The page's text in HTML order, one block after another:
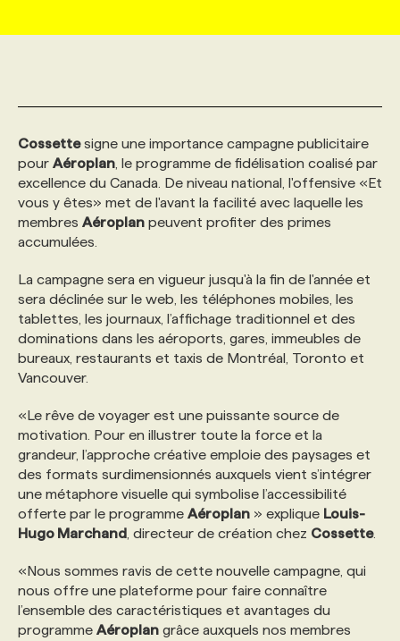
AFFAIRES DE L'INDUSTRIE
INITIATIVES NUMÉRIQUES
PRIX ET DISTINCTIONS
WEB & MÉDIAS SOCIAUX
MARKETING DURABLE
GEO/SEO
ÉVÉNEMENTIEL
NOS AUTEUR‧RICES
INFOLETTRE PUBLICITÉ
ANNONCEZ AVEC NOUS
CONSULTER LA CVTHÈQUE
PROFIL ENTREPRISE
FAQ
ANNONCEZ AVEC NOUS
VOIR LES OFFRES
PROFIL CANDIDAT
FAQ
ANNONCEZ AVEC NOUS
NOS FORMATIONS EN LIGNE
NOS PARCOURS DE FORMATIONS
FORMATIONS PERSONNALISÉES
NOS FORMATEUR‧RICES
POURQUOI CHOISIR NOS FORMATIONS
NOS TARIFS
PROGRAMMES DE SUBVENTIONS
FAQ
CHASSE DE TÊTE
SERVICE DE CHASSE DE TÊTE
NOS TARIFS
NOS EXPERTISES
FAQ
ANNONCEZ AVEC NOUS
Cossettesigne une importance campagne publicitaire
pour Aéroplan , le programme de fidélisation coalisé par
excellence du Canada. De niveau national, l'offensive «Et
vous y êtes» met de l'avant la facilité avec laquelle les
membres Aéroplan peuvent profiter des primes
accumulées.
La campagne sera en vigueur jusqu'à la fin de l'année et
sera déclinée sur le web, les téléphones mobiles, les
tablettes, les journaux, l’affichage traditionnel et des
dominations dans les aéroports, gares, immeubles de
bureaux, restaurants et taxis de Montréal, Toronto et
Vancouver.
«Le rêve de voyager est une puissante source de
motivation. Pour en illustrer toute la force et la
grandeur, l’approche créative emploie des paysages et
des formats surdimensionnés auxquels vient s’intégrer
une métaphore visuelle qui symbolise l’accessibilité
offerte par le programme Aéroplan » explique Louis-
Hugo Marchand , directeur de création chez Cossette.
«Nous sommes ravis de cette nouvelle campagne, qui
nous offre une plateforme pour faire connaître
l’ensemble des caractéristiques et avantages du
programme Aéroplan grâce auxquels nos membres